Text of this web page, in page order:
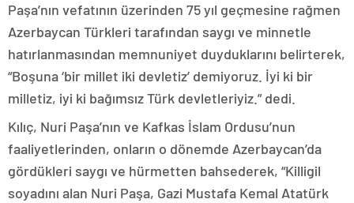
Paşa’nın vefatının üzerinden 75 yıl geçmesine rağmen
Azerbaycan Türkleri tarafından saygı ve minnetle
hatırlanmasından memnuniyet duyduklarını belirterek,
“Boşuna ‘bir millet iki devletiz’ demiyoruz. İyi ki bir
milletiz, iyi ki bağımsız Türk devletleriyiz.” dedi.
Kılıç, Nuri Paşa’nın ve Kafkas İslam Ordusu’nun
faaliyetlerinden, onların o dönemde Azerbaycan’da
gördükleri saygı ve hürmetten bahsederek, “Killigil
soyadını alan Nuri Paşa, Gazi Mustafa Kemal Atatürk